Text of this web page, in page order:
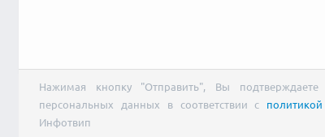
Нажимая кнопку "Отправить", Вы подтверждаете
персональных данных в соответствии с
Инфотвип